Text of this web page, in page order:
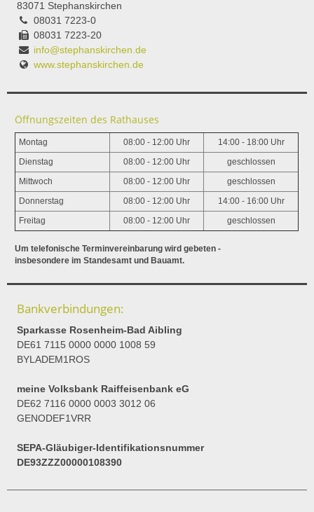
83071 Stephanskirchen
08031 7223-0
08031 7223-20
info@stephanskirchen.de
www.stephanskirchen.de
Öffnungszeiten des Rathauses
Montag 08:00 - 12:00 Uhr 14:00 - 18:00 Uhr
Dienstag 08:00 - 12:00 Uhr geschlossen
Mittwoch 08:00 - 12:00 Uhr geschlossen
Donnerstag 08:00 - 12:00 Uhr 14:00 - 16:00 Uhr
Freitag 08:00 - 12:00 Uhr geschlossen
Um telefonische Terminvereinbarung wird gebeten -
insbesondere im Standesamt und Bauamt.
Bankverbindungen:
Sparkasse Rosenheim-Bad Aibling
DE61 7115 0000 0000 1008 59
BYLADEM1ROS
meine Volksbank Raiffeisenbank eG
DE62 7116 0000 0003 3012 06
GENODEF1VRR
SEPA-Gläubiger-Identifikationsnummer
DE93ZZZ00000108390